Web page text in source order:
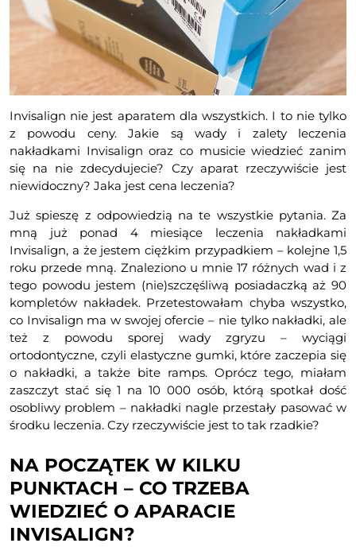
Invisalign nie jest aparatem dla wszystkich. I to nie tylko
z powodu ceny. Jakie są wady i zalety leczenia
nakładkami Invisalign oraz co musicie wiedzieć zanim
się na nie zdecydujecie? Czy aparat rzeczywiście jest
niewidoczny? Jaka jest cena leczenia?
Już spieszę z odpowiedzią na te wszystkie pytania. Za
mną już ponad 4 miesiące leczenia nakładkami
Invisalign, a że jestem ciężkim przypadkiem – kolejne 1,5
roku przede mną. Znaleziono u mnie 17 różnych wad i z
tego powodu jestem (nie)szczęśliwą posiadaczką aż 90
kompletów nakładek. Przetestowałam chyba wszystko,
co Invisalign ma w swojej ofercie – nie tylko nakładki, ale
też z powodu sporej wady zgryzu – wyciągi
ortodontyczne, czyli elastyczne gumki, które zaczepia się
o nakładki, a także bite ramps. Oprócz tego, miałam
zaszczyt stać się 1 na 10 000 osób, którą spotkał dość
osobliwy problem – nakładki nagle przestały pasować w
środku leczenia. Czy rzeczywiście jest to tak rzadkie?
NA POCZĄTEK W KILKU
PUNKTACH – CO TRZEBA
WIEDZIEĆ O APARACIE
INVISALIGN?